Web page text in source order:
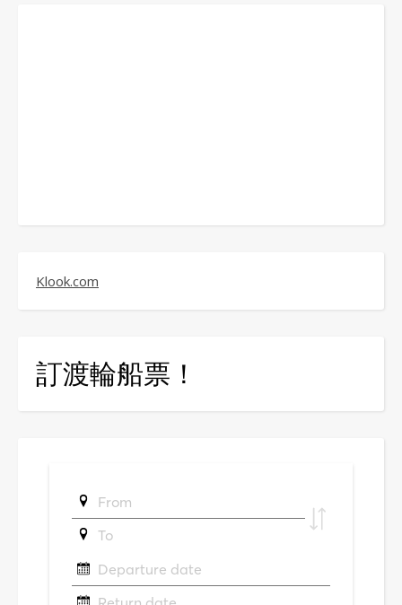
Klook.com
訂渡輪船票！